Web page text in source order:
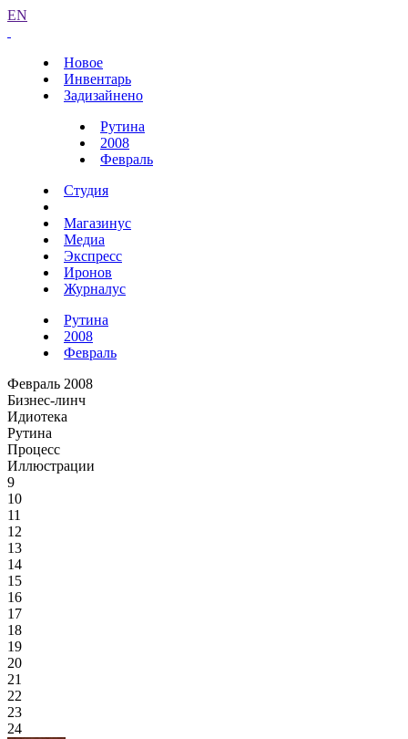
EN
Новое
Инвентарь
Задизайнено
Рутина
2008
Февраль
Студия
Магазинус
Медиа
Экспресс
Иронов
Журналус
Рутина
2008
Февраль
Февраль 2008
Бизнес-линч
Идиотека
Рутина
Процесс
Иллюстрации
9
10
11
12
13
14
15
16
17
18
19
20
21
22
23
24